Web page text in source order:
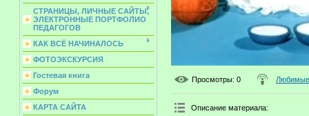
СТРАНИЦЫ, ЛИЧНЫЕ САЙТЫ,
ЭЛЕКТРОННЫЕ ПОРТФОЛИО
ПЕДАГОГОВ
КАК ВСЁ НАЧИНАЛОСЬ
ФОТОЭКСКУРСИЯ
Гостевая книга
Форум
КАРТА САЙТА
Просмотры: 0 Любимые
Описание материала: